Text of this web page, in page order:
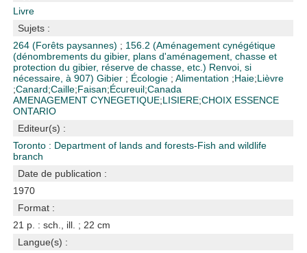
Livre
Sujets :
264 (Forêts paysannes) ; 156.2 (Aménagement cynégétique
(dénombrements du gibier, plans d'aménagement, chasse et
protection du gibier, réserve de chasse, etc.) Renvoi, si
nécessaire, à 907)Gibier ; Écologie ;Alimentation ;Haie;Lièvre
;Canard;Caille;Faisan;Écureuil;Canada
AMENAGEMENT CYNEGETIQUE;LISIERE;CHOIX ESSENCE
ONTARIO
Editeur(s) :
Toronto : Department of lands and forests-Fish and wildlife
branch
Date de publication :
1970
Format :
21 p. : sch., ill. ; 22 cm
Langue(s) :